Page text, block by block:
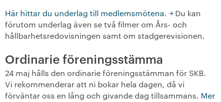
Här hittar du underlag till medlemsmötena.
Du kan
förutom underlag även se två filmer om Års- och
hållbarhetsredovisningen samt om stadgerevisionen.
Ordinarie föreningsstämma
24 maj hålls den ordinarie föreningsstämman för SKB.
Vi rekommenderar att ni bokar hela dagen, då vi
förväntar oss en lång och givande dag tillsammans. Mer